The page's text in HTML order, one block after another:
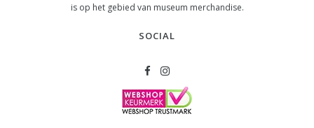
is op het gebied van museum merchandise.
SOCIAL